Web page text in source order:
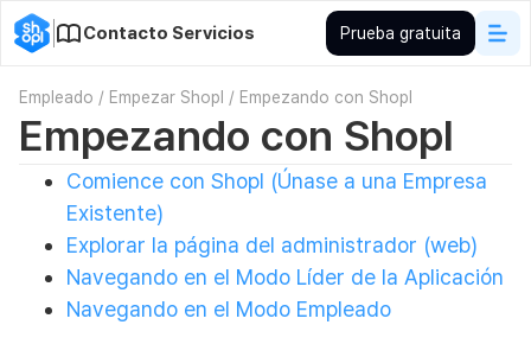
Contacto Servicios Prueba gratuita
Empleado / Empezar Shopl / Empezando con Shopl
Empezando con Shopl
Comience con Shopl (Únase a una Empresa
Existente)
Explorar la página del administrador (web)
Navegando en el Modo Líder de la Aplicación
Navegando en el Modo Empleado